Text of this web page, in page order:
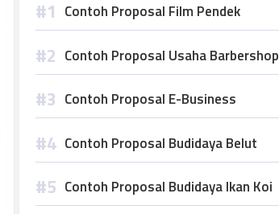
Contoh Proposal Film Pendek
Contoh Proposal Usaha Barbershop
Contoh Proposal E-Business
Contoh Proposal Budidaya Belut
Contoh Proposal Budidaya Ikan Koi